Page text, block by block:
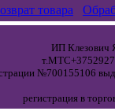
товара
ИП Клезович
№700155106
регистрация в